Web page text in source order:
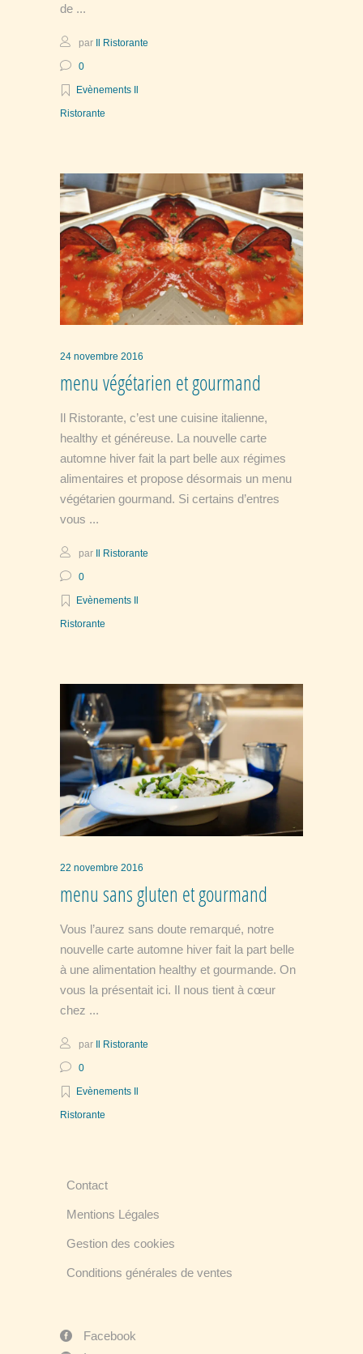
de
par Il Ristorante
0
Evènements Il
Ristorante
24 novembre 2016
menu végétarien et gourmand
Il Ristorante, c’est une cuisine italienne,
healthy et généreuse. La nouvelle carte
automne hiver fait la part belle aux régimes
alimentaires et propose désormais un menu
végétarien gourmand. Si certains d’entres
vous
par Il Ristorante
0
Evènements Il
Ristorante
22 novembre 2016
menu sans gluten et gourmand
Vous l’aurez sans doute remarqué, notre
nouvelle carte automne hiver fait la part belle
à une alimentation healthy et gourmande. On
vous la présentait ici. Il nous tient à cœur
chez
par Il Ristorante
0
Evènements Il
Ristorante
Contact
Mentions Légales
Gestion des cookies
Conditions générales de ventes
Facebook